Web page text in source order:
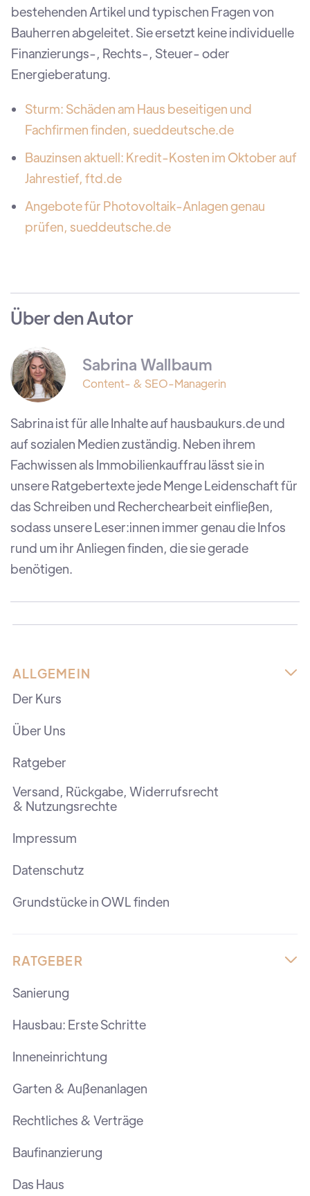
bestehenden Artikel und typischen Fragen von
Bauherren abgeleitet. Sie ersetzt keine individuelle
Finanzierungs-, Rechts-, Steuer- oder
Energieberatung.
Sturm: Schäden am Haus beseitigen und
Fachfirmen finden, sueddeutsche.de
Bauzinsen aktuell: Kredit-Kosten im Oktober auf
Jahrestief, ftd.de
Angebote für Photovoltaik-Anlagen genau
prüfen, sueddeutsche.de
Über den Autor
Sabrina Wallbaum
Content- & SEO-Managerin
Sabrina ist für alle Inhalte auf hausbaukurs.de und
auf sozialen Medien zuständig. Neben ihrem
Fachwissen als Immobilienkauffrau lässt sie in
unsere Ratgebertexte jede Menge Leidenschaft für
das Schreiben und Recherchearbeit einfließen,
sodass unsere Leser:innen immer genau die Infos
rund um ihr Anliegen finden, die sie gerade
benötigen.
ALLGEMEIN 
Der Kurs
Über Uns
Ratgeber
Versand, Rückgabe, Widerrufsrecht
& Nutzungsrechte
Impressum
Datenschutz
Grundstücke in OWL finden
RATGEBER 
Sanierung
Hausbau: Erste Schritte
Inneneinrichtung
Garten & Außenanlagen
Rechtliches & Verträge
Baufinanzierung
Das Haus